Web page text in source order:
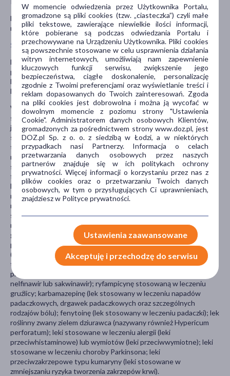
Lek należy przechowywać w miejscu niewidocznym i
niedostępnym dla dzieci, w temperaturze poniżej 25˚C.
Stosowanie innych leków
Należy powiedzieć lekarzowi lub farmaceucie o wszystkich lekach
przyjmowanych przez pacjenta obecnie lub ostatnio, a także o
lekach, które pacjent planuje przyjmować, w tym również o tych,
które wydawane są bez recepty.
W szczególności należy poinformować lekarza, jeśli pacjent
stosuje: leki nazywane inhibitorami monoaminooksydazy (takich
jak moklobemid, fenelzyna, izoniazyd, tranylocypromina lub
selegilina) lub przyjmował tego typu leki w ostatnich dwóch
tygodniach; leki ułatwiające zasypianie lub uspakajające (np. leki
nasenne, środki uspakajające, w tym bezodiazepiny); leki
stosowane w leczeniu depresji (np. paroksetyna lub
fluoksetyna); leki stosowane w leczeniu zaburzeń psychicznych
lub psychiatrycznych (tj. fenotiazyny lub leki
neuroleptyczne); inne silne analgetyki (opioidy); leki zwiotczające
mięśnie; chinidyna (lek stosowany w leczeniu szybkiego bicia
serca); cymetydyna (lek stosowany w owrzodzeniu żołądka,
niestrawności lub zgadze); leki stosowane w leczeniu infekcji
grzybiczych (takie jak ketokonazol, worykonazol, itrakonazol lub
posakonazol); leki stosowane w leczeniu infekcji bakteryjnych
(takie jak klarytromycyna, erytromycyna lub
telitromycyna); szczególny rodzaj leków znany jako inhibitory
proteazy w leczeniu HIV (np. boceprewir, rytonawir, indynawir,
nelfinawir lub sakwinawir); ryfampicynę stosowaną w leczeniu
gruźlicy; karbamazepinę (lek stosowany w leczeniu napadów
padaczkowych, drgawek padaczkowych oraz szczególnych
rodzajów bólu); fenytoinę (lek stosowany w leczeniu padaczki); lek
roślinny zwany zielem dziurawca (nazywany również Hypericum
perforatum); leki stosowane w leczeniu alergii (leki
przeciwhistaminowe) lub wymiotów (leki przeciwwymiotne); leki
stosowane w leczeniu choroby Parkinsona; leki
przeciwzakrzepowe typu kumaryny (leki stosowane w
zmniejszaniu ryzyka tworzenia zakrzepów krwi).
W momencie odwiedzenia przez Użytkownika Portalu,
gromadzone są pliki cookies (tzw. „ciasteczka”) czyli małe
pliki tekstowe, zawierające niewielkie ilości informacji,
które pobierane są podczas odwiedzania Portalu i
przechowywane na Urządzeniu Użytkownika. Pliki cookies
są powszechnie stosowane w celu usprawnienia działania
witryn internetowych, umożliwiają nam zapewnienie
kluczowych funkcji serwisu, zwiększenie jego
bezpieczeństwa, ciągłe doskonalenie, personalizację
zgodnie z Twoimi preferencjami oraz wyświetlanie treści i
reklam dopasowanych do Twoich zainteresowań. Zgoda
na pliki cookies jest dobrowolna i można ją wycofać w
dowolnym momencie z poziomu strony "Ustawienia
Cookie". Administratorem danych osobowych Klientów,
gromadzonych za pośrednictwem strony www.doz.pl, jest
DOZ.pl Sp. z o. o. z siedzibą w Łodzi, a w niektórych
przypadkach nasi Partnerzy. Informacja o celach
przetwarzania danych osobowych przez naszych
partnerów znajduje się w ich politykach ochrony
prywatności. Więcej informacji o korzystaniu przez nas z
plików cookies oraz o przetwarzaniu Twoich danych
osobowych, w tym o przysługujących Ci uprawnieniach,
znajdziesz w Polityce prywatności.
Ustawienia zaawansowane
Akceptuję i przechodzę do serwisu